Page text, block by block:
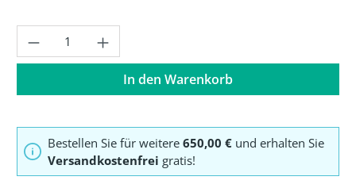
Produkt Anzahl: Gib den gewünschten
In den Warenkorb
Bestellen Sie für weitere 650,00 € und erhalten Sie
Versandkostenfrei gratis!